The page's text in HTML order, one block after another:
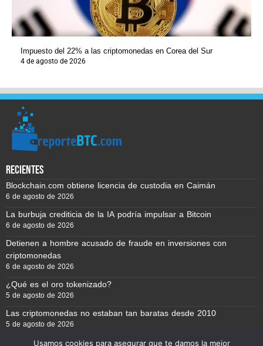
Impuesto del 22% a las criptomonedas en Corea del Sur
4 de agosto de 2026
recientes
Blockchain.com obtiene licencia de custodia en Caimán
6 de agosto de 2026
La burbuja crediticia de la IA podría impulsar a Bitcoin
6 de agosto de 2026
Detienen a hombre acusado de fraude en inversiones con
criptomonedas
6 de agosto de 2026
¿Qué es el oro tokenizado?
5 de agosto de 2026
Las criptomonedas no estaban tan baratas desde 2010
5 de agosto de 2026
Usamos cookies para asegurar que te damos la mejor